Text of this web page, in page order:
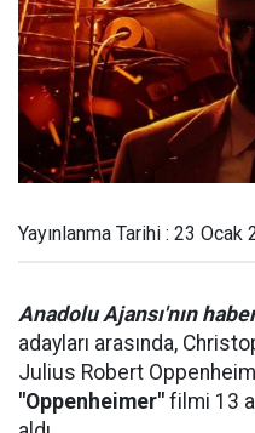
Yayınlanma Tarihi : 23 Ocak
Anadolu Ajansı'nın
adayları arasında,
Julius Robert
"Oppenheimer" filmi 13